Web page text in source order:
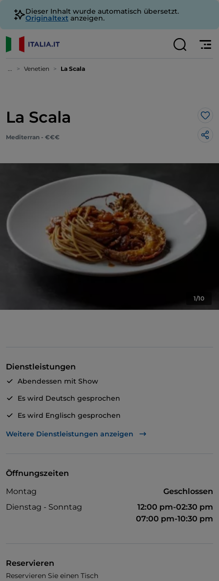
Dieser Inhalt wurde automatisch übersetzt.
Originaltext anzeigen.
... Venetien La Scala
La Scala
Mediterran - €€€
1/10
Dienstleistungen
Abendessen mit Show
Es wird Deutsch gesprochen
Es wird Englisch gesprochen
Es wird Französisch gesprochen
Weitere Dienstleistungen anzeigen
Öffnungszeiten
Montag
Geschlossen
Dienstag - Sonntag
12:00 pm-02:30 pm
07:00 pm-10:30 pm
Reservieren
Reservieren Sie einen Tisch